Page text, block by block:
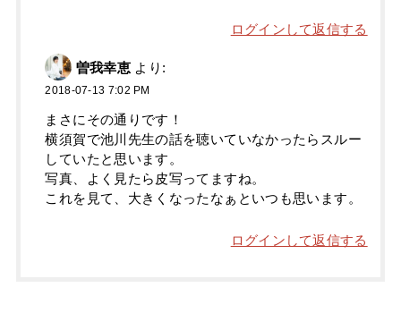
ログインして返信する
曽我幸恵 より:
2018-07-13 7:02 PM
まさにその通りです！
横須賀で池川先生の話を聴いていなかったらスルー
していたと思います。
写真、よく見たら皮写ってますね。
これを見て、大きくなったなぁといつも思います。
ログインして返信する